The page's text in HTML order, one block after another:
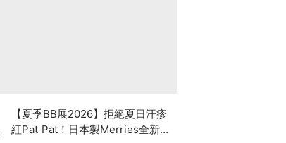
【夏季BB展2026】拒絕夏日汗疹
紅Pat Pat！日本製Merries全新超